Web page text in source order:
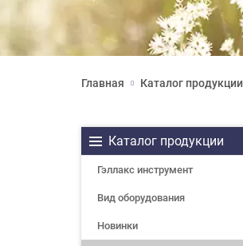
Главная Каталог продукции
Каталог продукции
Гэллакс инструмент
Вид оборудования
Новинки